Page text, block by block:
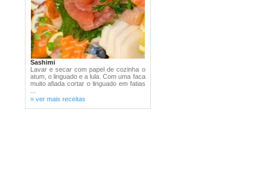
Sashimi
Lavar e secar com papel de cozinha o
atum, o linguado e a lula. Com uma faca
muito afiada cortar o linguado em fatias
» ver mais receitas